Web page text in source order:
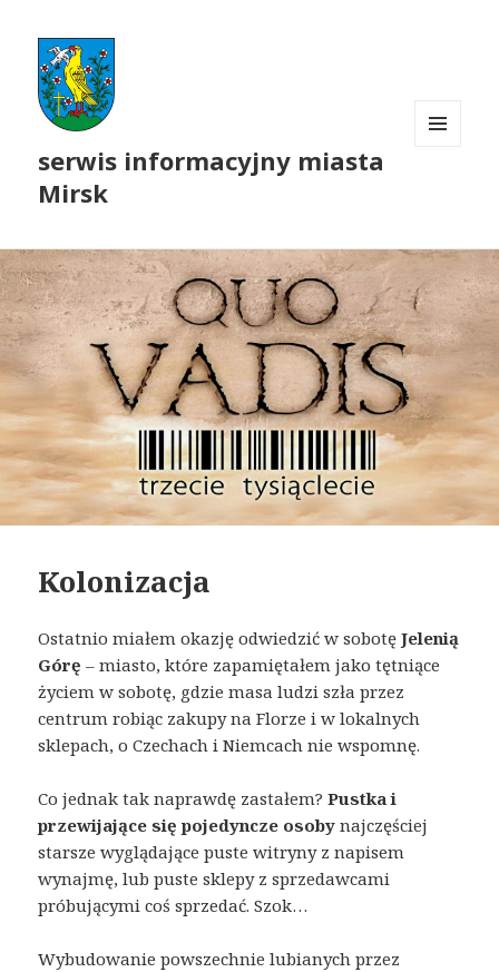
serwis informacyjny miasta
Mirsk
Kolonizacja
Ostatnio miałem okazję odwiedzić w sobotęJelenią
Górę – miasto, które zapamiętałem jako tętniące
życiem w sobotę, gdzie masa ludzi szła przez
centrum robiąc zakupy na Florze i w lokalnych
sklepach, o Czechach i Niemcach nie wspomnę.
Co jednak tak naprawdę zastałem?Pustka i
przewijające się pojedyncze osoby najczęściej
starsze wyglądające puste witryny z napisem
wynajmę, lub puste sklepy z sprzedawcami
próbującymi coś sprzedać. Szok…
Wybudowanie powszechnie lubianych przez